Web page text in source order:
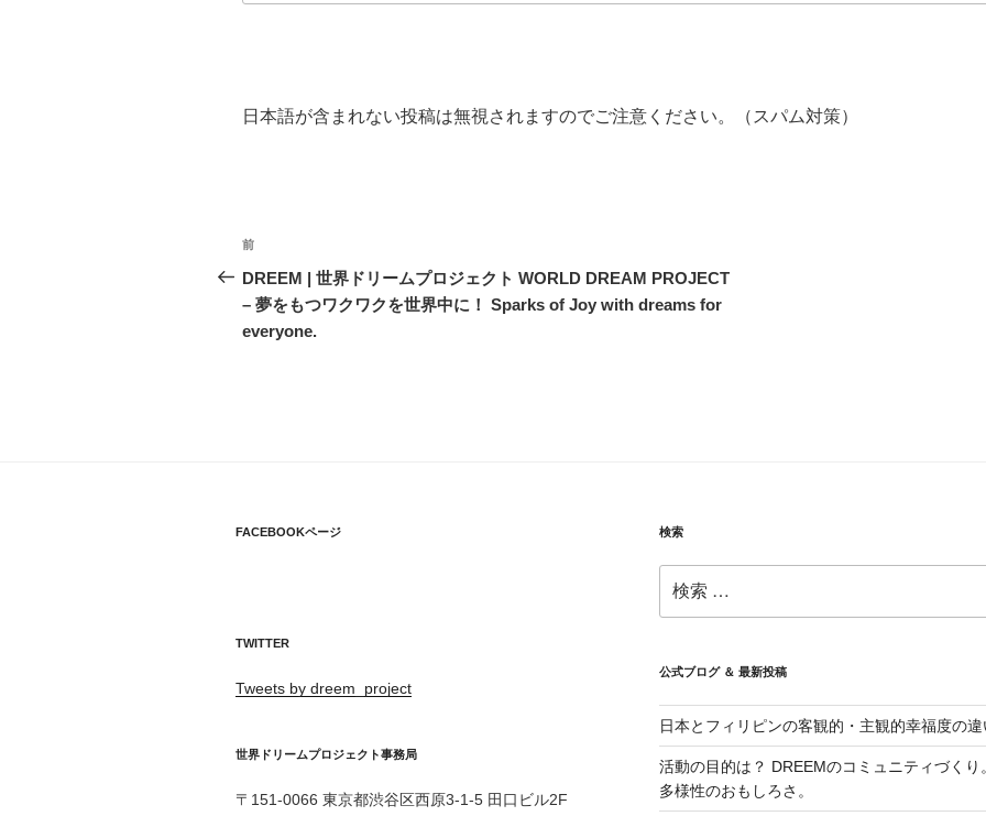
日本語が含まれない投稿は無視されますのでご注意ください。（スパム対策）
投
稿
ナ
過
去
の
投
前
DREEM | 世界ドリームプロジェクト WORLD DREAM PROJECT
– 夢をもつワクワクを世界中に！ Sparks of Joy with dreams for
everyone.
FACEBOOKページ
TWITTER
Tweets by dreem_project
世界ドリームプロジェクト事務局
〒151-0066 東京都渋谷区西原3-1-5 田口ビル2F
検索
索:
公式ブログ ＆ 最新投稿
日本とフィリピンの客観的・主観的幸福度の
活動の目的は？ DREEMのコミュニティづく
多様性のおもしろさ。